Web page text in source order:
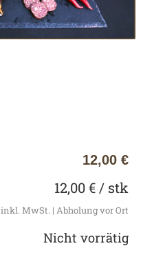
12,00€
12,00€/ stk
inkl. MwSt. | Abholung vor Ort
Nicht vorrätig